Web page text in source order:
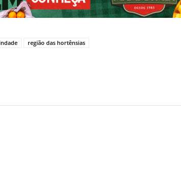
região das hortênsias